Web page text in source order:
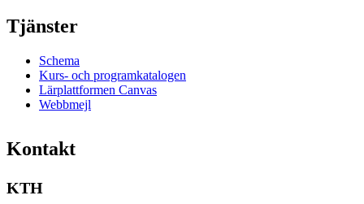
Tjänster
Schema
Kurs- och programkatalogen
Lärplattformen Canvas
Webbmejl
Kontakt
KTH